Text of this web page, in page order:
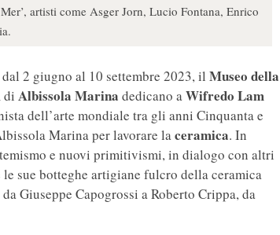
artisti come Asger Jorn, Lucio Fontana, Enrico
2 giugno al 10 settembre 2023, il Museo della
di Albissola Marina dedicano aWifredo Lam
dell’arte mondiale tra gli anni Cinquanta e
Marina per lavorare laceramica. In
e nuovi primitivismi, in dialogo con altri
sue botteghe artigiane fulcro della ceramica
Giuseppe Capogrossi a Roberto Crippa, da